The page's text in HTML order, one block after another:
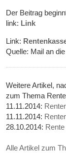
Der Beitrag
link: Link
Link:
Quelle: Mail an
Weitere Artikel,
zum Thema
11.11.2014:
11.11.2014:
28.10.2014:
Alle Artikel zum